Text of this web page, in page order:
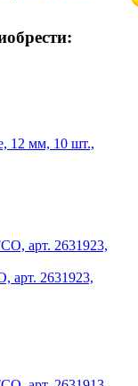
12 мм, 10 шт.,
арт. 2631923,